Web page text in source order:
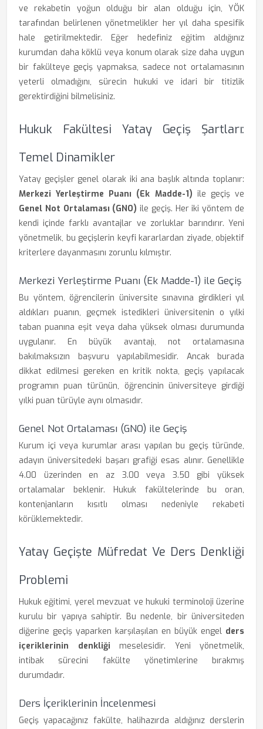
ve rekabetin yoğun olduğu bir alan olduğu için, YÖK
tarafından belirlenen yönetmelikler her yıl daha spesifik
hale getirilmektedir. Eğer hedefiniz eğitim aldığınız
kurumdan daha köklü veya konum olarak size daha uygun
bir fakülteye geçiş yapmaksa, sadece not ortalamasının
yeterli olmadığını, sürecin hukuki ve idari bir titizlik
gerektirdiğini bilmelisiniz.
Hukuk Fakültesi Yatay Geçiş Şartları:
Temel Dinamikler
Yatay geçişler genel olarak iki ana başlık altında toplanır:
Merkezi Yerleştirme Puanı (Ek Madde-1) ile geçiş ve
Genel Not Ortalaması (GNO) ile geçiş. Her iki yöntem de
kendi içinde farklı avantajlar ve zorluklar barındırır. Yeni
yönetmelik, bu geçişlerin keyfi kararlardan ziyade, objektif
kriterlere dayanmasını zorunlu kılmıştır.
Merkezi Yerleştirme Puanı (Ek Madde-1) ile Geçiş
Bu yöntem, öğrencilerin üniversite sınavına girdikleri yıl
aldıkları puanın, geçmek istedikleri üniversitenin o yılki
taban puanına eşit veya daha yüksek olması durumunda
uygulanır. En büyük avantajı, not ortalamasına
bakılmaksızın başvuru yapılabilmesidir. Ancak burada
dikkat edilmesi gereken en kritik nokta, geçiş yapılacak
programın puan türünün, öğrencinin üniversiteye girdiği
yılki puan türüyle aynı olmasıdır.
Genel Not Ortalaması (GNO) ile Geçiş
Kurum içi veya kurumlar arası yapılan bu geçiş türünde,
adayın üniversitedeki başarı grafiği esas alınır. Genellikle
4.00 üzerinden en az 3.00 veya 3.50 gibi yüksek
ortalamalar beklenir. Hukuk fakültelerinde bu oran,
kontenjanların kısıtlı olması nedeniyle rekabeti
körüklemektedir.
Yatay Geçişte Müfredat Ve Ders Denkliği
Problemi
Hukuk eğitimi, yerel mevzuat ve hukuki terminoloji üzerine
kurulu bir yapıya sahiptir. Bu nedenle, bir üniversiteden
diğerine geçiş yaparken karşılaşılan en büyük engel ders
içeriklerinin denkliği meselesidir. Yeni yönetmelik,
intibak sürecini fakülte yönetimlerine bırakmış
durumdadır.
Ders İçeriklerinin İncelenmesi
Geçiş yapacağınız fakülte, halihazırda aldığınız derslerin